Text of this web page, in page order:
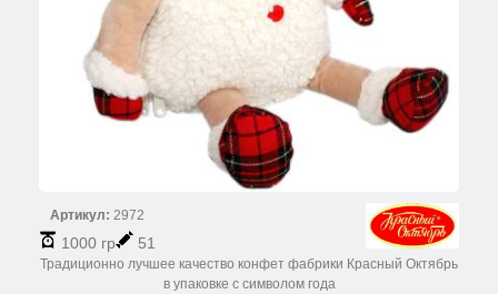
Артикул: 2972
1000 гр 51
Традиционно лучшее качество конфет фабрики Красный Октябрь
в упаковке с символом года